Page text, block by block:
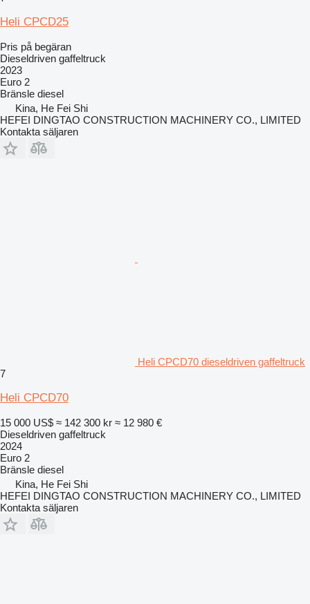
Heli CPCD25
Pris på begäran
Dieseldriven gaffeltruck
2023
Euro 2
Bränsle diesel
Kina, He Fei Shi
HEFEI DINGTAO CONSTRUCTION MACHINERY CO., LIMITED
Kontakta säljaren
Heli CPCD70 dieseldriven gaffeltruck
7
Heli CPCD70
15 000 US$ ≈ 142 300 kr ≈ 12 980 €
Dieseldriven gaffeltruck
2024
Euro 2
Bränsle diesel
Kina, He Fei Shi
HEFEI DINGTAO CONSTRUCTION MACHINERY CO., LIMITED
Kontakta säljaren